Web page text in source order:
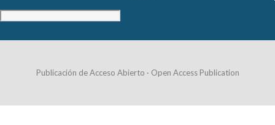
Publicación de Acceso Abierto · Open Access Publication